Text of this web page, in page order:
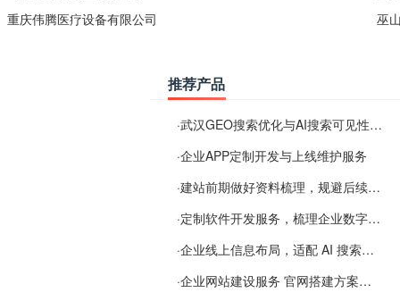
重庆伟腾医疗设备有限公司
巫
推荐产品
·武汉GEO搜索优化与AI搜索可见性服务
·企业APP定制开发与上线维护服务
·建站前期做好资料梳理，规避后续各类使用难题
·定制软件开发服务，梳理企业数字化落地常见难点
·企业线上信息布局，适配 AI 搜索需要留意这些要点
·企业网站建设服务 官网搭建方案经验分享